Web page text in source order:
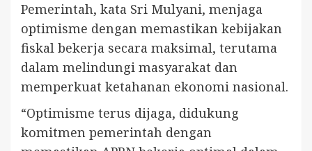
Pemerintah, kata Sri Mulyani, menjaga
optimisme dengan memastikan kebijakan
fiskal bekerja secara maksimal, terutama
dalam melindungi masyarakat dan
memperkuat ketahanan ekonomi nasional.
“Optimisme terus dijaga, didukung
komitmen pemerintah dengan